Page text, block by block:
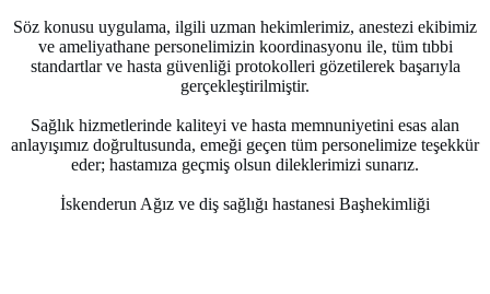
Söz konusu uygulama, ilgili uzman hekimlerimiz, anestezi ekibimiz
ve ameliyathane personelimizin koordinasyonu ile, tüm tıbbi
standartlar ve hasta güvenliği protokolleri gözetilerek başarıyla
gerçekleştirilmiştir.
Sağlık hizmetlerinde kaliteyi ve hasta memnuniyetini esas alan
anlayışımız doğrultusunda, emeği geçen tüm personelimize teşekkür
eder; hastamıza geçmiş olsun dileklerimizi sunarız.
İskenderun Ağız ve diş sağlığı hastanesi Başhekimliği